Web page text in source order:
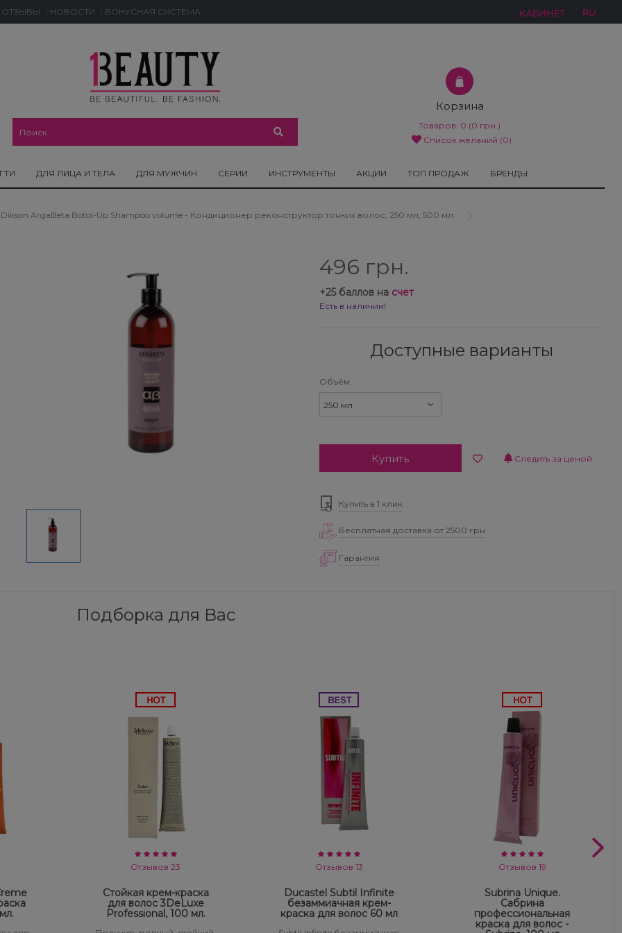
ОТЗЫВЫ НОВОСТИ БОНУСНАЯ СИСТЕМА КАБИНЕТ RU
Корзина
Товаров: 0 (0 грн.)
Список желаний (0)
ДЛЯ ЛИЦА И ТЕЛА ДЛЯ МУЖЧИН СЕРИИ ИНСТРУМЕНТЫ АКЦИИ ТОП ПРОДАЖ БРЕНДЫ
Dikson ArgaBeta Botol-Up Shampoo volume - Кондиционер реконструктор тонких волос, 250 мл, 500 мл
496 грн.
+25баллов на счет
Есть в наличии!
Доступные варианты
Объём.
250 мл
Купить Следить за ценой
Купить в 1 клик
Бесплатная доставка от 2500 грн
Гарантия
Подборка для Вас
Отзывов 23
Стойкая крем-краска
для волос 3DeLuxe
Professional, 100 мл.
Отзывов 13
Ducastel Subtil Infinite
безаммиачная крем-
краска для волос 60 мл
Отзывов 19
Subrina Unique.
Сабрина
профессиональная
краска для волос -